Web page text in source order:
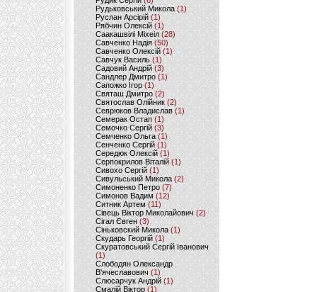
Рудьковський Микола (1)
Руслан Арсірій(1)
Рябчин Олексій (1)
Саакашвілі Міхеіл(28)
Савченко Надія (50)
Савченко Олексій(1)
Савчук Василь (1)
Садовий Андрій (3)
Сандлер Дмитро(1)
Сапожко Ігор(1)
Святаш Дмитро (2)
Святослав Олійник (2)
Севрюков Владислав (1)
Семерак Остап (1)
Семочко Сергій (3)
Семченко Ольга (1)
Сенченко Сергій(1)
Середюк Олексій(1)
Серпокрилов Віталій(1)
Сивохо Сергій(1)
Сивульський Микола(2)
Симоненко Петро(7)
Симонов Вадим (12)
Ситник Артем(11)
Сівець Віктор Миколайович(2)
Сігал Євген (3)
Сіньковский Микола(1)
Скударь Георгій (1)
Скуратовський Сергій Іванович
(1)
Слободян Олександр
В'ячеславович(1)
Слюсарчук Андрій(1)
Смалій Віктор (1)